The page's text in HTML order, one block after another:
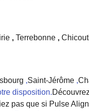
, Terrebonne ,
,Saint-Jérôme ,
disposition.
pas que si Pulse